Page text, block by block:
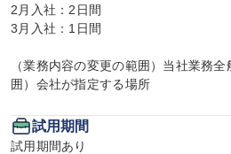
2月入社：2日間
3月入社：1日間
（業務内容の変更の範囲）当社業務
囲）会社が指定する場所
試用期間
試用期間あり